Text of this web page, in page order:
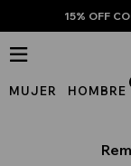
15% OFF
MUJER HOMBRE
